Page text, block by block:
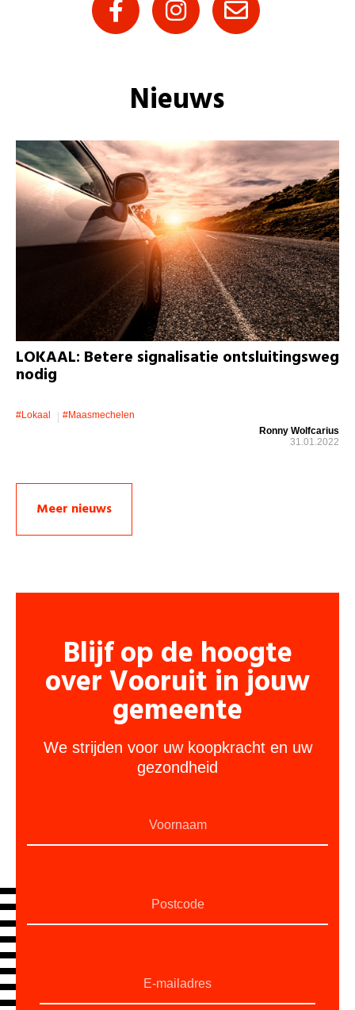
Nieuws
LOKAAL: Betere signalisatie ontsluitingsweg
nodig
#lokaal
#maasmechelen
Ronny Wolfcarius
31.01.2022
Meer nieuws
Blijf op de hoogte
over Vooruit in jouw
gemeente
We strijden voor uw koopkracht en uw
gezondheid